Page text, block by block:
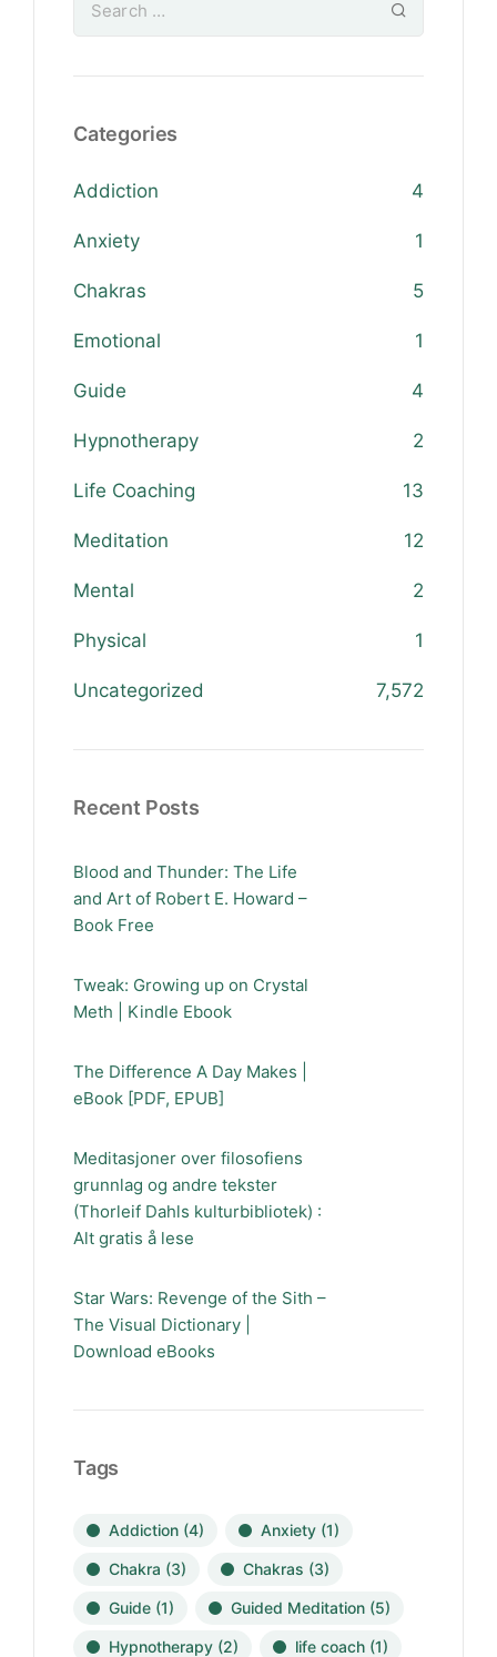
Categories
Addiction 4
Anxiety 1
Chakras 5
Emotional 1
Guide 4
Hypnotherapy 2
Life Coaching 13
Meditation 12
Mental 2
Physical 1
Uncategorized 7,572
Recent Posts
Blood and Thunder: The Life
and Art of Robert E. Howard –
Book Free
Tweak: Growing up on Crystal
Meth | Kindle Ebook
The Difference A Day Makes |
eBook [PDF, EPUB]
Meditasjoner over filosofiens
grunnlag og andre tekster
(Thorleif Dahls kulturbibliotek) :
Alt gratis å lese
Star Wars: Revenge of the Sith –
The Visual Dictionary |
Download eBooks
Tags
Addiction (4) Anxiety (1)
Chakra (3) Chakras (3)
Guide (1) Guided Meditation (5)
Hypnotherapy (2) life coach (1)